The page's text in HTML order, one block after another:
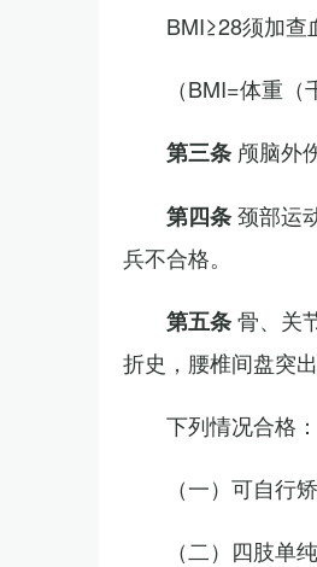
BMI≥28须加查
（BMI=体重
第三条 颅脑外
第四条颈部运
兵不合格。
第五条骨、关
折史，腰椎间盘突
下列情况合格：
（一）可自行
（二）四肢单